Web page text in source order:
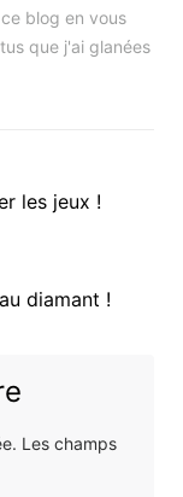
blog en vous
que j'ai glanées
les jeux !
diamant !
Les champs